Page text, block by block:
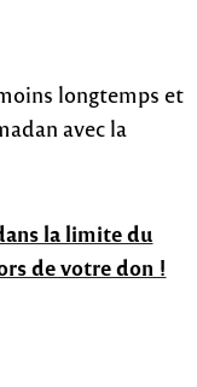
longtemps et
avec la
la limite du
de votre don !